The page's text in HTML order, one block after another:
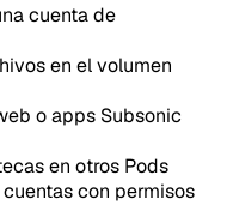
cuenta de
en el volumen
o apps Subsonic
en otros Pods
con permisos